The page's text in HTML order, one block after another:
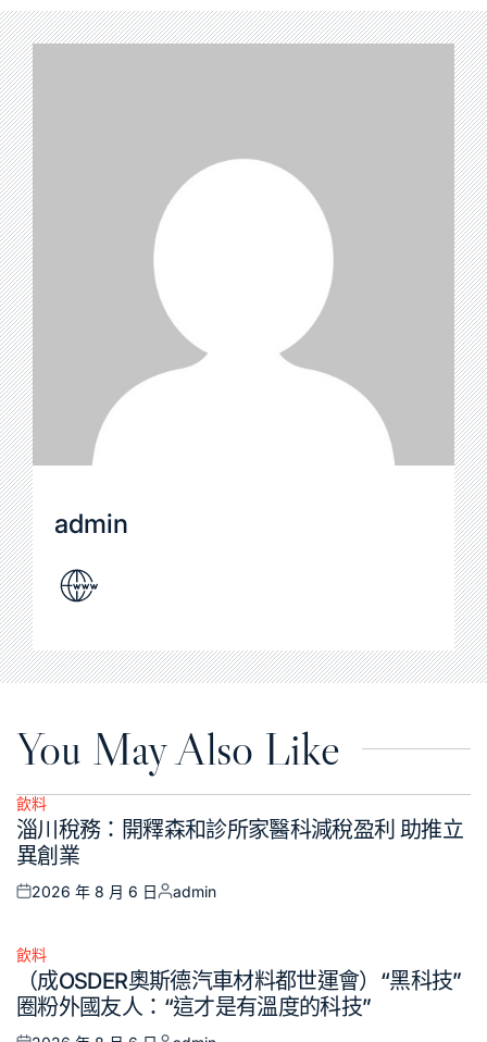
admin
You May Also Like
Posted
in
飲料
淄川稅務：開釋森和診所家醫科減稅盈利 助推立
異創業
Posted
2026 年 8 月 6 日
Posted
admin
Posted
飲料
（成OSDER奧斯德汽車材料都世運會）“黑科技”
圈粉外國友人：“這才是有溫度的科技”